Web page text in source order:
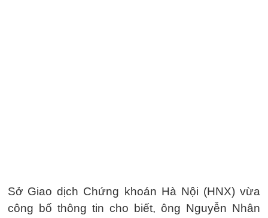
Sở Giao dịch Chứng khoán Hà Nội (HNX) vừa
công bố thông tin cho biết, ông Nguyễn Nhân